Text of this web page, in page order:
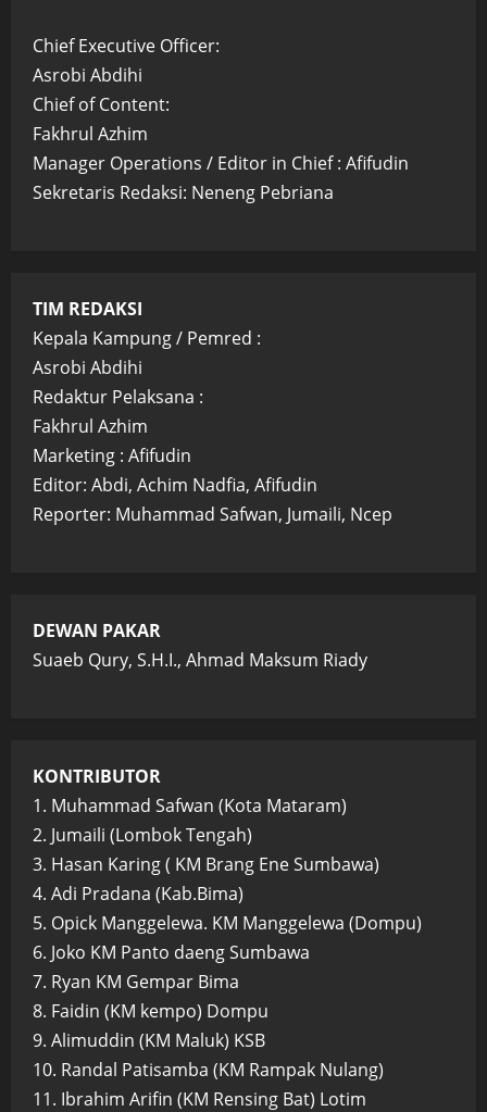
Chief Executive Officer:
Asrobi Abdihi
Chief of Content:
Fakhrul Azhim
Manager Operations / Editor in Chief : Afifudin
Sekretaris Redaksi: Neneng Pebriana
TIM REDAKSI
Kepala Kampung / Pemred :
Asrobi Abdihi
Redaktur Pelaksana :
Fakhrul Azhim
Marketing : Afifudin
Editor: Abdi, Achim Nadfia, Afifudin
Reporter: Muhammad Safwan, Jumaili, Ncep
DEWAN PAKAR
Suaeb Qury, S.H.I., Ahmad Maksum Riady
KONTRIBUTOR
1. Muhammad Safwan (Kota Mataram)
2. Jumaili (Lombok Tengah)
3. Hasan Karing ( KM Brang Ene Sumbawa)
4. Adi Pradana (Kab.Bima)
5. Opick Manggelewa. KM Manggelewa (Dompu)
6. Joko KM Panto daeng Sumbawa
7. Ryan KM Gempar Bima
8. Faidin (KM kempo) Dompu
9. Alimuddin (KM Maluk) KSB
10. Randal Patisamba (KM Rampak Nulang)
11. Ibrahim Arifin (KM Rensing Bat) Lotim